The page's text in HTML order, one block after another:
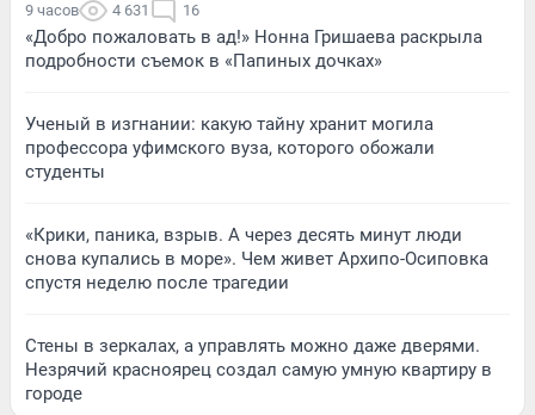
9 часов 4 631 16
«Добро пожаловать в ад!» Нонна Гришаева раскрыла
подробности съемок в «Папиных дочках»
Ученый в изгнании: какую тайну хранит могила
профессора уфимского вуза, которого обожали
студенты
«Крики, паника, взрыв. А через десять минут люди
снова купались в море». Чем живет Архипо-Осиповка
спустя неделю после трагедии
Стены в зеркалах, а управлять можно даже дверями.
Незрячий красноярец создал самую умную квартиру в
городе